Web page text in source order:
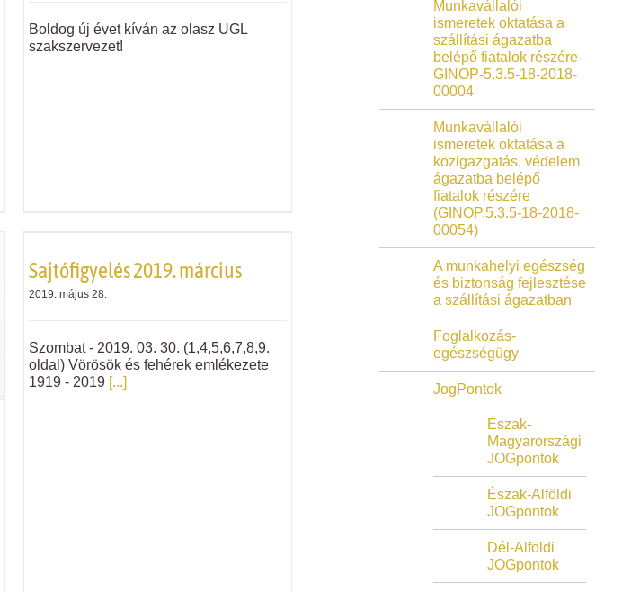
Boldog új évet kíván az olasz UGL
szakszervezet!
Sajtófigyelés 2019. március
2019. május 28.
Szombat - 2019. 03. 30. (1,4,5,6,7,8,9.
oldal) Vörösök és fehérek emlékezete
1919 - 2019 [...]
Munkavállalói
ismeretek oktatása a
szállítási ágazatba
belépő fiatalok részére-
GINOP-5.3.5-18-2018-
00004
Munkavállalói
ismeretek oktatása a
közigazgatás, védelem
ágazatba belépő
fiatalok részére
(GINOP.5.3.5-18-2018-
00054)
A munkahelyi egészség
és biztonság fejlesztése
a szállítási ágazatban
Foglalkozás-
egészségügy
JogPontok
Észak-
Magyarországi
JOGpontok
Észak-Alföldi
JOGpontok
Dél-Alföldi
JOGpontok